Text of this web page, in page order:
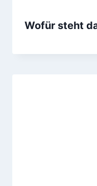
Wofür steht